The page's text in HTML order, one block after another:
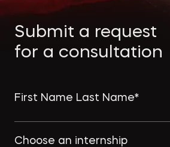
materials
Articles
Submit a request
for a consultation
Choose an internship